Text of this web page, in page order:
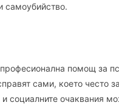
самоубийство.
помощ за
сами, което често
и социалните очаквания